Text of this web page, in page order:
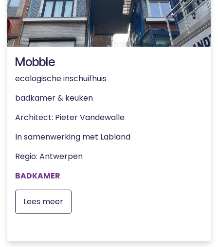
Mobble
ecologische inschuifhuis
badkamer & keuken
Architect: Pieter Vandewalle
In samenwerking met Labland
Regio: Antwerpen
BADKAMER
Lees meer